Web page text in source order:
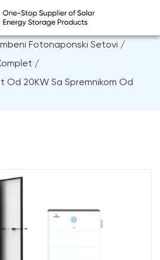
Fotonaponski Setovi /
/
Od 20KW Sa Spremnikom Od